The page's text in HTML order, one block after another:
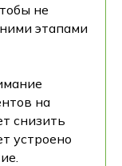
не
этапами
на
снизить
устроено